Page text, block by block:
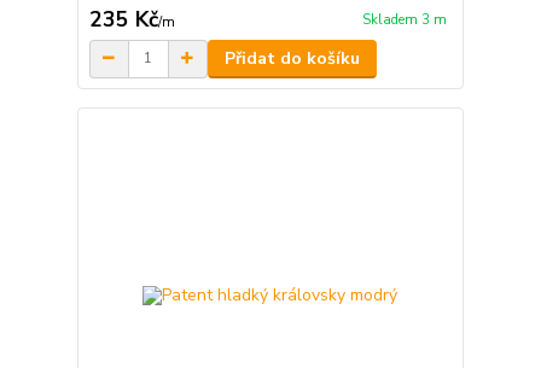
235 Kč/m Skladem 3 m
Přidat do košíku